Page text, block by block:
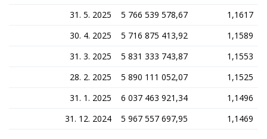
31. 5. 2025
5 766 539 578,67
1,1617
30. 4. 2025
5 716 875 413,92
1,1589
31. 3. 2025
5 831 333 743,87
1,1553
28. 2. 2025
5 890 111 052,07
1,1525
31. 1. 2025
6 037 463 921,34
1,1496
31. 12. 2024
5 967 557 697,95 1,1469